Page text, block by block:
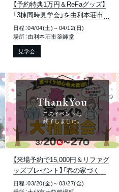
【予約特典1万円＆ReFaグッズ】
「3棟同時見学会」を由利本荘市薬
師堂で開催します！【平日も見学O
K！】
日程：04/04(土)～04/12(日)
場所：由利本荘市薬師堂
見学会
ThankYou
このイベントは
終了しました。
【来場予約で15,000円＆リファグ
ッズプレゼント】「春の家づくり
大相談会＆モデルハウス見学会」
日程：03/20(金)～03/27(金)